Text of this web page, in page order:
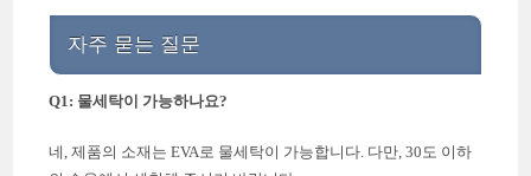
자주 묻는 질문
Q1: 물세탁이 가능하나요?
네, 제품의 소재는 EVA로 물세탁이 가능합니다. 다만, 30도 이하